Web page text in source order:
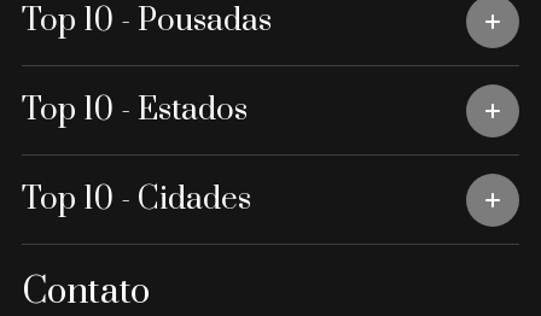
Top 10 - Pousadas
Top 10 - Estados
Top 10 - Cidades
Contato